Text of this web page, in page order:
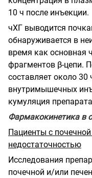
10 ч после инъекции.
чХГ выводится
обнаруживается в
время как основная
фрагментов β-цепи.
составляет около
внутримышечных
кумуляция
Фармакокинетика в
Пациенты с
недостаточностью
Исследования
почечной и/или